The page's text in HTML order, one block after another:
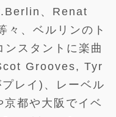
、Renat
、ベルリンのト
ンスタントに楽曲
Grooves, Tyr
レイ)、レーベル
都や大阪でイベ